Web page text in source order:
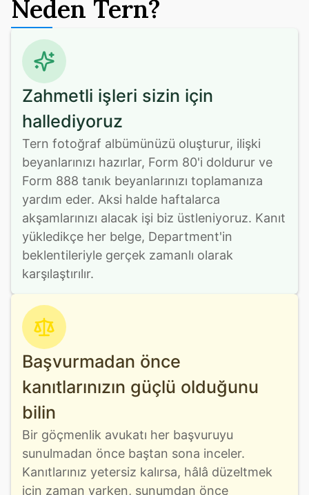
Neden Tern?
Zahmetli işleri sizin için
hallediyoruz
Tern fotoğraf albümünüzü oluşturur, ilişki
beyanlarınızı hazırlar, Form 80'i doldurur ve
Form 888 tanık beyanlarınızı toplamanıza
yardım eder. Aksi halde haftalarca
akşamlarınızı alacak işi biz üstleniyoruz. Kanıt
yükledikçe her belge, Department'in
beklentileriyle gerçek zamanlı olarak
karşılaştırılır.
Başvurmadan önce
kanıtlarınızın güçlü olduğunu
bilin
Bir göçmenlik avukatı her başvuruyu
sunulmadan önce baştan sona inceler.
Kanıtlarınız yetersiz kalırsa, hâlâ düzeltmek
için zaman varken, sunumdan önce